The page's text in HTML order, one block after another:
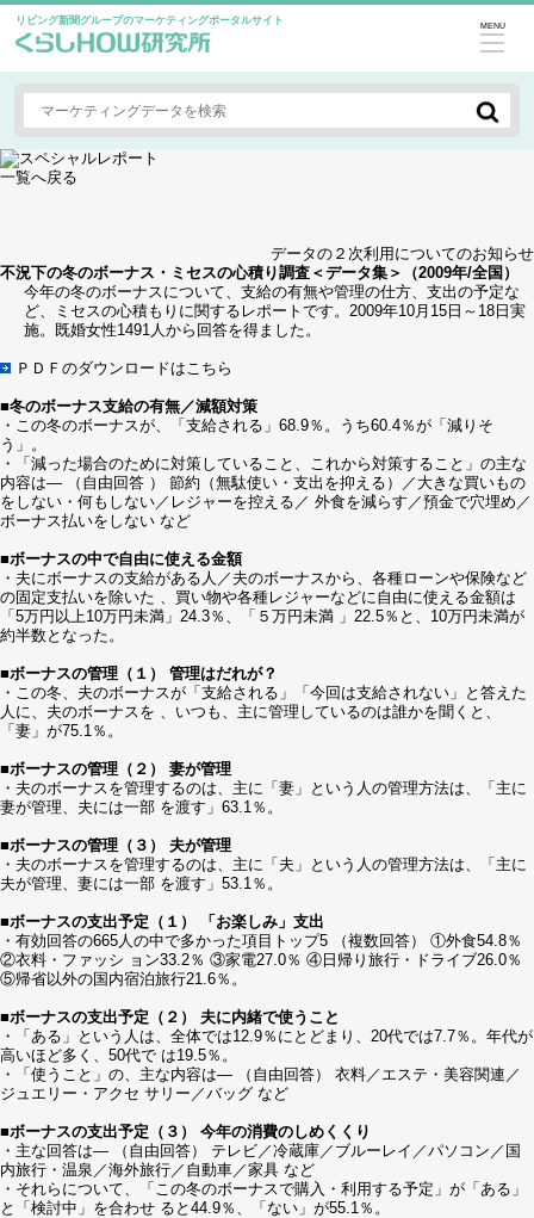
リビング新聞グループのマーケティングポータルサイト MENU
一覧へ戻る
データの２次利用についてのお知らせ
不況下の冬のボーナス・ミセスの心積り調査＜データ集＞（2009年/全国）
今年の冬のボーナスについて、支給の有無や管理の仕方、支出の予定な
ど、ミセスの心積もりに関するレポートです。2009年10月15日～18日実
施。既婚女性1491人から回答を得ました。
ＰＤＦのダウンロードはこちら
■冬のボーナス支給の有無／減額対策
・この冬のボーナスが、「支給される」68.9％。うち60.4％が「減りそ
う」。
・「減った場合のために対策していること、これから対策すること」の主な
内容は― （自由回答 ） 節約（無駄使い・支出を抑える）／大きな買いもの
をしない・何もしない／レジャーを控える／ 外食を減らす／預金で穴埋め／
ボーナス払いをしない など
■ボーナスの中で自由に使える金額
・夫にボーナスの支給がある人／夫のボーナスから、各種ローンや保険など
の固定支払いを除いた 、買い物や各種レジャーなどに自由に使える金額は
「5万円以上10万円未満」24.3％、「５万円未満 」22.5％と、10万円未満が
約半数となった。
■ボーナスの管理（１） 管理はだれが？
・この冬、夫のボーナスが「支給される」「今回は支給されない」と答えた
人に、夫のボーナスを 、いつも、主に管理しているのは誰かを聞くと、
「妻」が75.1％。
■ボーナスの管理（２） 妻が管理
・夫のボーナスを管理するのは、主に「妻」という人の管理方法は、「主に
妻が管理、夫には一部 を渡す」63.1％。
■ボーナスの管理（３） 夫が管理
・夫のボーナスを管理するのは、主に「夫」という人の管理方法は、「主に
夫が管理、妻には一部 を渡す」53.1％。
■ボーナスの支出予定（１） 「お楽しみ」支出
・有効回答の665人の中で多かった項目トップ5 （複数回答） ①外食54.8％
②衣料・ファッシ ョン33.2％ ③家電27.0％ ④日帰り旅行・ドライブ26.0％
⑤帰省以外の国内宿泊旅行21.6％。
■ボーナスの支出予定（２） 夫に内緒で使うこと
・「ある」という人は、全体では12.9％にとどまり、20代では7.7％。年代が
高いほど多く、50代で は19.5％。
・「使うこと」の、主な内容は― （自由回答） 衣料／エステ・美容関連／
ジュエリー・アクセ サリー／バッグ など
■ボーナスの支出予定（３） 今年の消費のしめくくり
・主な回答は― （自由回答） テレビ／冷蔵庫／ブルーレイ／パソコン／国
内旅行・温泉／海外旅行／自動車／家具 など
・それらについて、「この冬のボーナスで購入・利用する予定」が「ある」
と「検討中」を合わせ ると44.9％、「ない」が55.1％。